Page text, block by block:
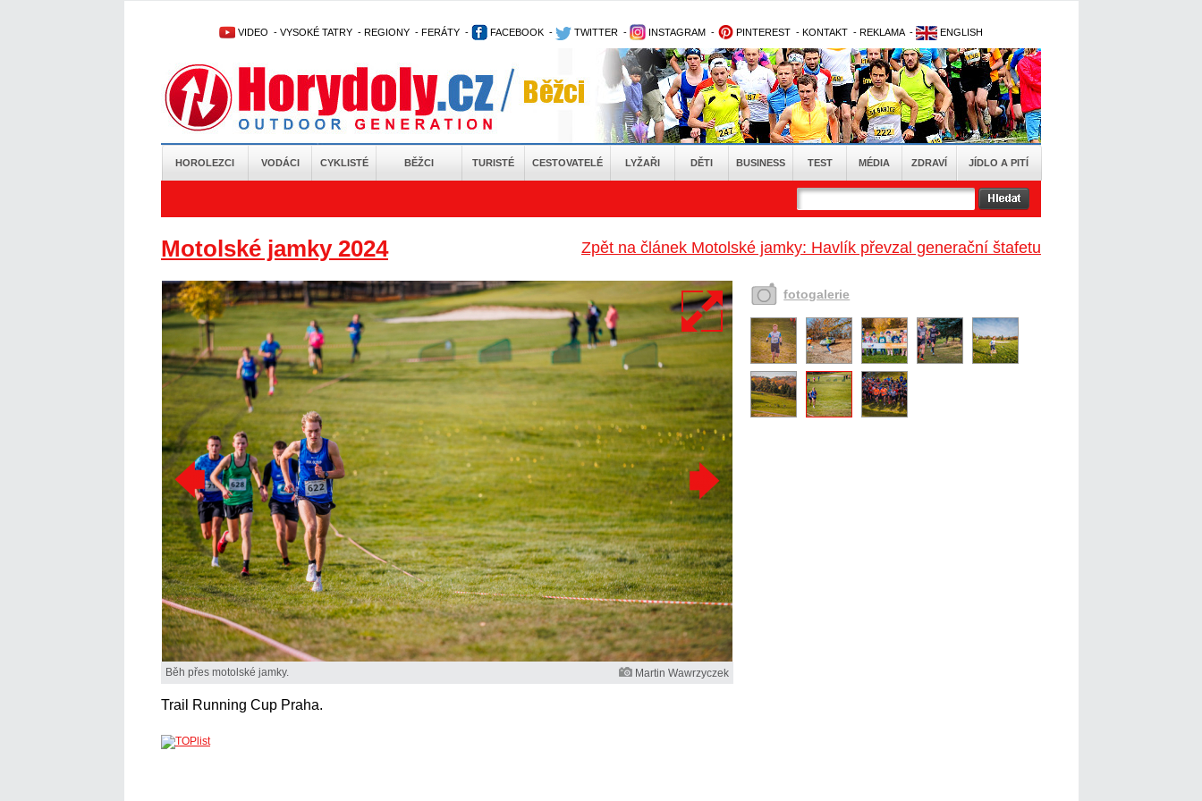
VIDEO - VYSOKÉ TATRY - REGIONY - FERÁTY - FACEBOOK - TWITTER - INSTAGRAM - PINTEREST - KONTAKT - REKLAMA - ENGLISH
HOROLEZCI VODÁCI CYKLISTÉ BĚŽCI TURISTÉ CESTOVATELÉ LYŽAŘI DĚTI BUSINESS TEST MÉDIA ZDRAVÍ JÍDLO A PITÍ
Zpět na článek Motolské jamky: Havlík převzal generační štafetu
Motolské jamky 2024
Běh přes motolské jamky. Martin Wawrzyczek
Trail Running Cup Praha.
fotogalerie